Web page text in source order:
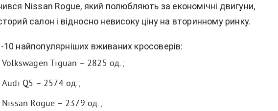
Nissan Rogue, який полюбляють за економічні двигуни,
салон і відносно невисоку ціну на вторинному ринку.
найпопулярніших вживаних кросоверів:
Volkswagen Tiguan – 2825 од.;
Audi Q5 – 2574 од.;
Nissan Rogue – 2379 од.;